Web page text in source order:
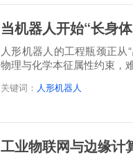
当机器人开始“长身
人形机器人的工程瓶颈正
物理与化学本征属性约束，
关键词： 人形机器人
工业物联网与边缘计